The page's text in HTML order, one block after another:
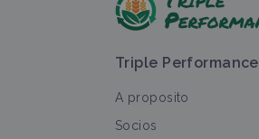
Triple Performance
A proposito
Socios